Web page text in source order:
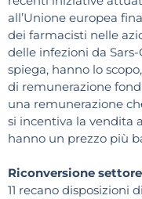
all’Unione europea
dei farmacisti nelle
delle infezioni da Sars-
spiega, hanno lo
di remunerazione
una remunerazione
si incentiva la vendita
hanno un prezzo più
Riconversione
11 recano disposizioni